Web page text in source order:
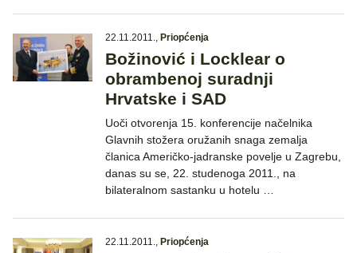
22.11.2011., Priopćenja
Božinović i Locklear o
obrambenoj suradnji
Hrvatske i SAD
Uoči otvorenja 15. konferencije načelnika
Glavnih stožera oružanih snaga zemalja
članica Američko-jadranske povelje u Zagrebu,
danas su se, 22. studenoga 2011., na
bilateralnom sastanku u hotelu …
22.11.2011., Priopćenja